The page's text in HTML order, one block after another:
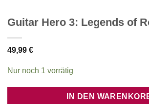
Guitar Hero 3: Legends of
49,99 €
Nur noch 1 vorrätig
IN DEN